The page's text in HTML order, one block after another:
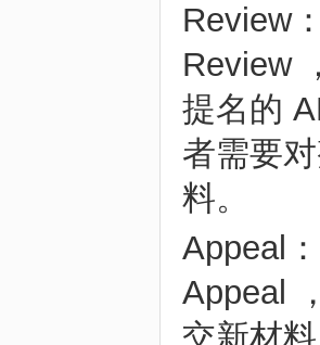
Review
Review
提名的
者需要
料。
Appeal
Appeal
交新材